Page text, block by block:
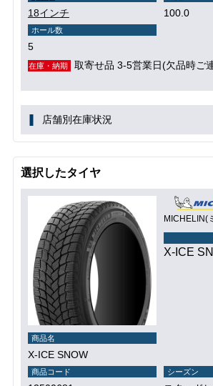
18インチ 100.0
ホール数
5
在庫・納期 取寄せ品 3-5営業日(欠品時ご
店舗別在庫状況
選択したタイヤ
MICHELIN(
X-ICE
商品名
X-ICE SNOW
商品コード シーズン